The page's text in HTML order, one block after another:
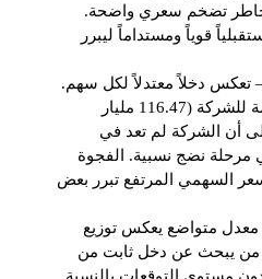
تضخم سعري واضحة.
قوياً ومستداماً ليبرر
تعكس دخلاً معتدلاً لكل سهم.
مع القيمة السوقية الضخمة للشركة (116.47 مليار
أن الشركة لم تعد في
مرحلة نضج نسبية. الفجوة
السهمي المرتفع تبرر بعض
متواضع يعكس توزيع
من يبحث عن دخل ثابت من